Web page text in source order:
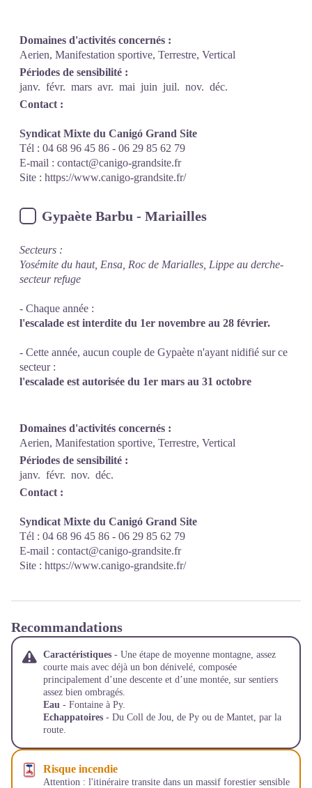
Domaines d'activités concernés :
Aerien, Manifestation sportive, Terrestre, Vertical
Périodes de sensibilité :
janv. févr. mars avr. mai juin juil. nov. déc.
Contact :
Syndicat Mixte du Canigó Grand Site
Tél : 04 68 96 45 86 - 06 29 85 62 79
E-mail : contact@canigo-grandsite.fr
Site : https://www.canigo-grandsite.fr/
Gypaète Barbu - Mariailles
Secteurs :
Yosémite du haut, Ensa, Roc de Marialles, Lippe au derche-
secteur refuge
- Chaque année :
l'escalade est interdite du 1er novembre au 28 février.
- Cette année, aucun couple de Gypaète n'ayant nidifié sur ce
secteur :
l'escalade est autorisée du 1er mars au 31 octobre
Domaines d'activités concernés :
Aerien, Manifestation sportive, Terrestre, Vertical
Périodes de sensibilité :
janv. févr. nov. déc.
Contact :
Syndicat Mixte du Canigó Grand Site
Tél : 04 68 96 45 86 - 06 29 85 62 79
E-mail : contact@canigo-grandsite.fr
Site : https://www.canigo-grandsite.fr/
Recommandations
Caractéristiques - Une étape de moyenne montagne, assez
courte mais avec déjà un bon dénivelé, composée
principalement d’une descente et d’une montée, sur sentiers
assez bien ombragés.
Eau - Fontaine à Py.
Echappatoires - Du Coll de Jou, de Py ou de Mantet, par la
route.
Risque incendie
Attention : l'itinéraire transite dans un massif forestier sensible